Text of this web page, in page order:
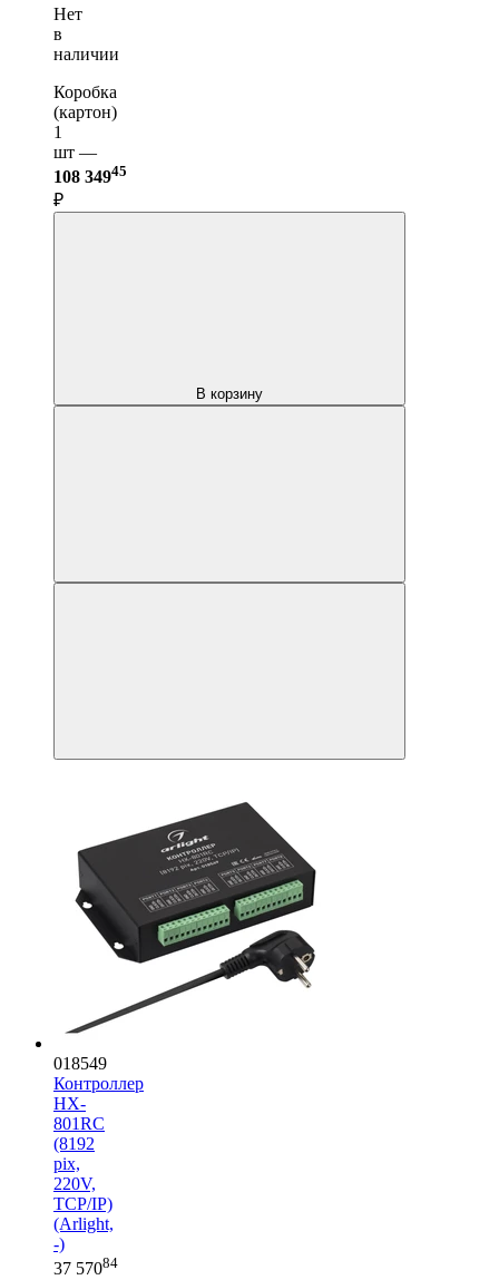
Нет
в
наличии
Коробка
(картон)
1
шт —
108 34945
₽
В корзину
018549
Контроллер
HX-
801RC
(8192
pix,
220V,
TCP/IP)
(Arlight,
-)
37 57084